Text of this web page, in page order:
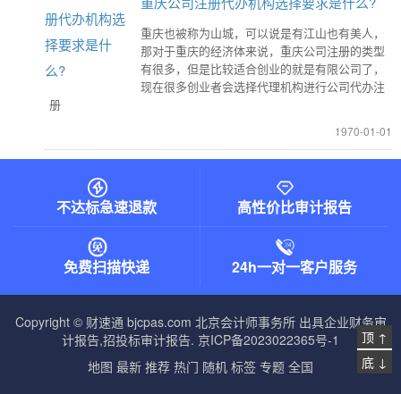
重庆也被称为山城，可以说是有江山也有美人，
那对于重庆的经济体来说，重庆公司注册的类型
有很多，但是比较适合创业的就是有限公司了，
现在很多创业者会选择代理机构进行公司代办注
册
1970-01-01
不达标急速退款 高性价比审计报告
免费扫描快递 24h一对一客户服务
Copyright © 财速通 bjcpas.com 北京会计师事务所出具企业财务审
计报告,招投标审计报告. 京ICP备2023022365号-1
地图 最新 推荐 热门 随机 标签 专题 全国
顶 ↑
底 ↓